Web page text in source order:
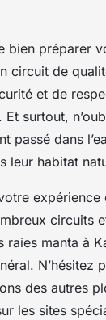
bien préparer
circuit de
et de
Et surtout,
passé dans
leur habitat
circuits
raies manta à
N’hésitez
des autres
les sites